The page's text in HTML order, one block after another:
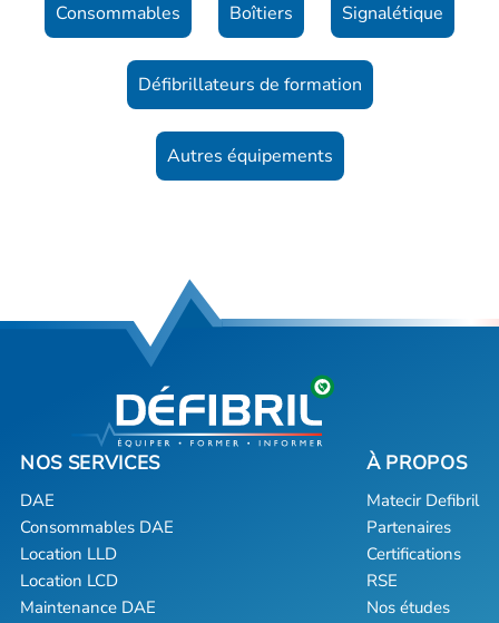
Consommables Boîtiers Signalétique
Défibrillateurs de formation
Autres équipements
DAE
Consommables DAE
Location LLD
Location LCD
Maintenance DAE
Matecir Defibril
Partenaires
Certifications
RSE
Nos études